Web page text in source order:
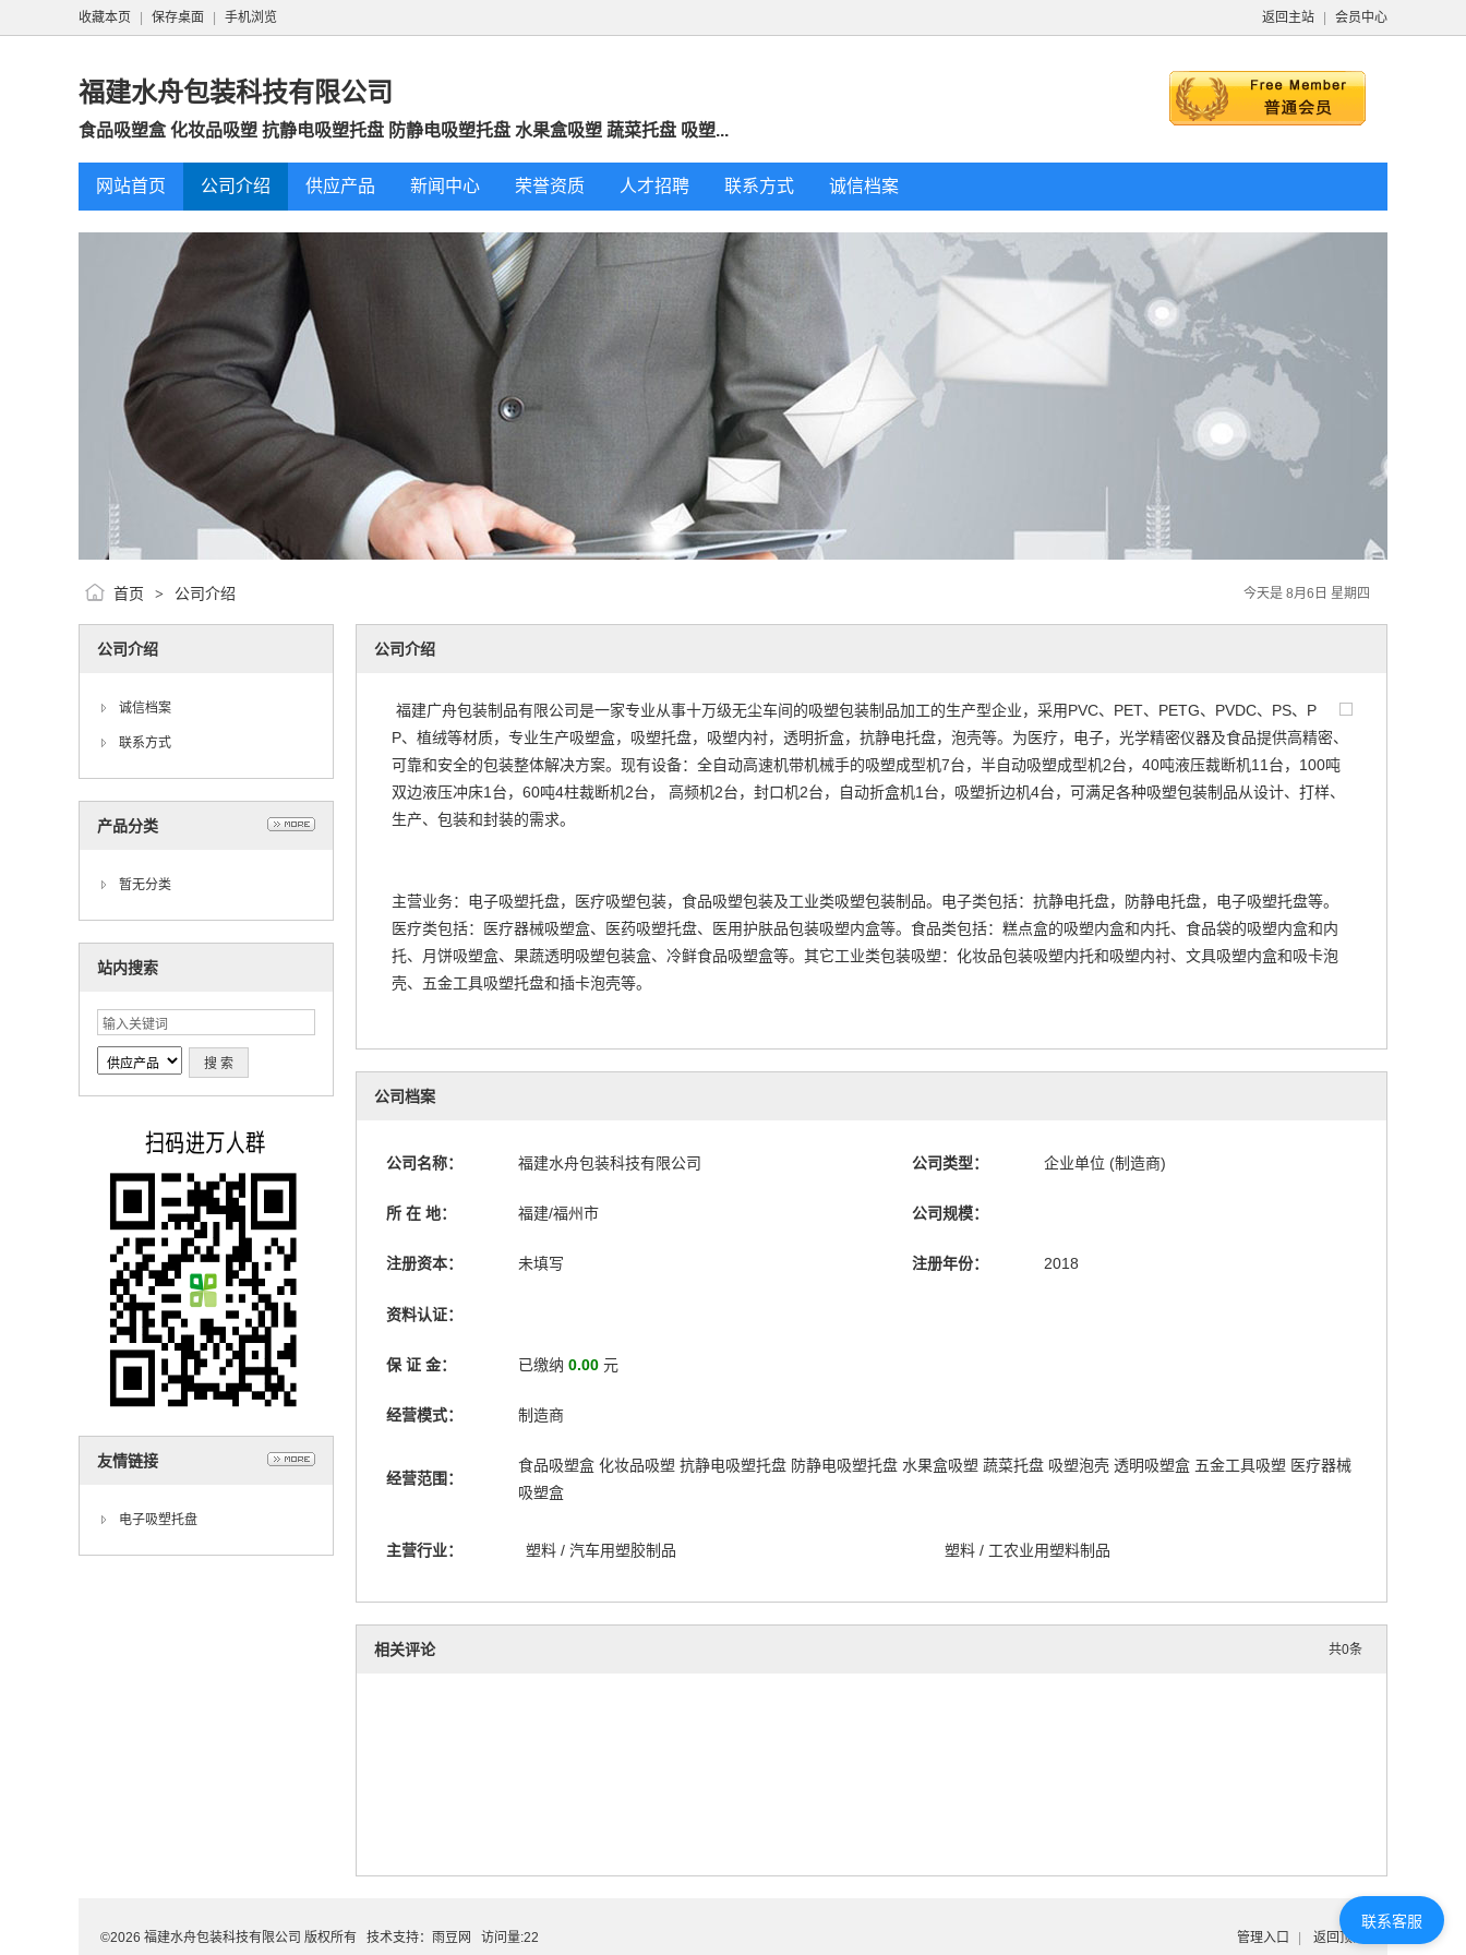
返回主站 会员中心
收藏本页 保存桌面 手机浏览
福建水舟包装科技有限公司
食品吸塑盒 化妆品吸塑 抗静电吸塑托盘 防静电吸塑托盘 水果盒吸塑 蔬菜托盘 吸塑...
网站首页 公司介绍 供应产品 新闻中心 荣誉资质 人才招聘 联系方式 诚信档案
今天是 8月6日 星期四
首页 > 公司介绍
公司介绍
诚信档案
联系方式
产品分类
暂无分类
站内搜索
友情链接
电子吸塑托盘
公司介绍
福建广舟包装制品有限公司是一家专业从事十万级无尘车间的吸塑包装制品加工的生产型企业，采用PVC、PET、PETG、PVDC、PS、P
P、植绒等材质，专业生产吸塑盒，吸塑托盘，吸塑内衬，透明折盒，抗静电托盘，泡壳等。为医疗，电子，光学精密仪器及食品提供高精密、
可靠和安全的包装整体解决方案。现有设备：全自动高速机带机械手的吸塑成型机7台，半自动吸塑成型机2台，40吨液压裁断机11台，100吨
双边液压冲床1台，60吨4柱裁断机2台， 高频机2台，封口机2台，自动折盒机1台，吸塑折边机4台，可满足各种吸塑包装制品从设计、打样、
生产、包装和封装的需求。
主营业务：电子吸塑托盘，医疗吸塑包装，食品吸塑包装及工业类吸塑包装制品。电子类包括：抗静电托盘，防静电托盘，电子吸塑托盘等。
医疗类包括：医疗器械吸塑盒、医药吸塑托盘、医用护肤品包装吸塑内盒等。食品类包括：糕点盒的吸塑内盒和内托、食品袋的吸塑内盒和内
托、月饼吸塑盒、果蔬透明吸塑包装盒、冷鲜食品吸塑盒等。其它工业类包装吸塑：化妆品包装吸塑内托和吸塑内衬、文具吸塑内盒和吸卡泡
壳、五金工具吸塑托盘和插卡泡壳等。
公司档案
公司名称： 福建水舟包装科技有限公司 公司类型： 企业单位 (制造商)
所 在 地： 福建/福州市 公司规模：
注册资本： 未填写 注册年份： 2018
资料认证：
保 证 金： 已缴纳 0.00 元
经营模式： 制造商
经营范围：
食品吸塑盒 化妆品吸塑 抗静电吸塑托盘 防静电吸塑托盘 水果盒吸塑 蔬菜托盘 吸塑泡壳 透明吸塑盒 五金工具吸塑 医疗器械
吸塑盒
主营行业： 塑料 / 汽车用塑胶制品 塑料 / 工农业用塑料制品
共0条
相关评论
管理入口 返回顶部
©2026 福建水舟包装科技有限公司 版权所有 技术支持： 雨豆网 访问量:22
联系客服